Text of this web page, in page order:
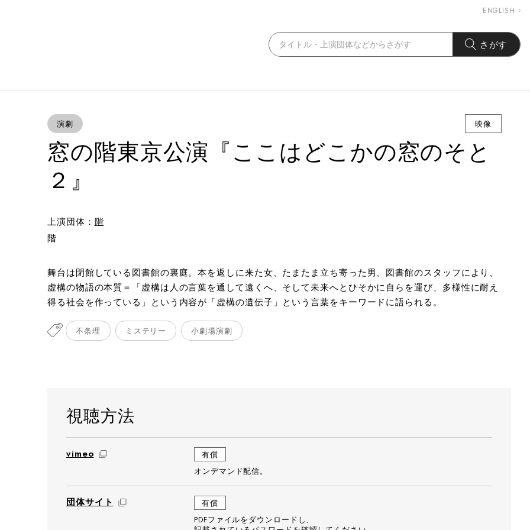
ENGLISH
さがす
竹崎博人 竹崎博人
演劇 映像
窓の階東京公演『ここはどこかの窓のそと
２』
上演団体： 階
階
舞台は閉館している図書館の裏庭。本を返しに来た女、たまたま立ち寄った男、図書館のスタッフにより、
虚構の物語の本質＝「虚構は人の言葉を通して遠くへ、そして未来へとひそかに自らを運び、多様性に耐え
得る社会を作っている」という内容が「虚構の遺伝子」という言葉をキーワードに語られる。
不条理 ミステリー 小劇場演劇
視聴方法
vimeo
有償
オンデマンド配信。
団体サイト
有償
PDFファイルをダウンロードし、